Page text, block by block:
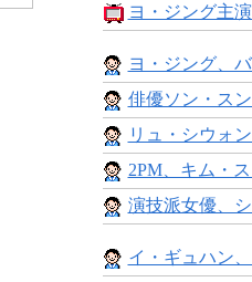
ヨ・ジング主
ヨ・ジング、
俳優ソン・ス
リュ・シウォ
2PM、キム・
演技派女優、
イ・ギュハン